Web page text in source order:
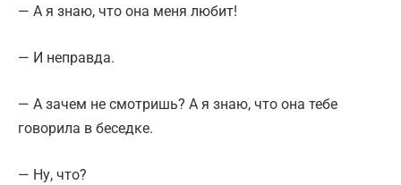
— А я знаю, что она меня любит!
— И неправда.
— А зачем не смотришь? А я знаю, что она тебе
говорила в беседке.
— Ну, что?